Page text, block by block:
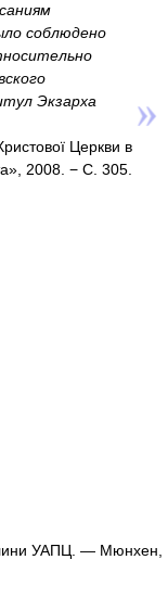
соблюдено
Экзарха
Церкви в
2008. − С. 305.
УАПЦ. — Мюнхен,